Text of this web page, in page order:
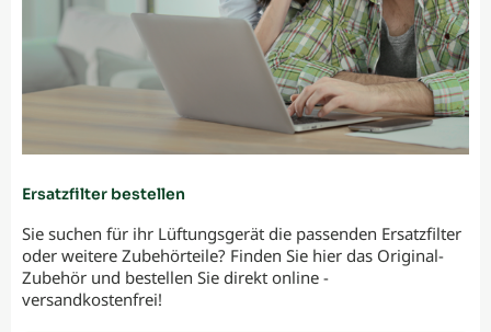
Ersatzfilter bestellen
Sie suchen für ihr Lüftungsgerät die passenden Ersatzfilter
oder weitere Zubehörteile? Finden Sie hier das Original-
Zubehör und bestellen Sie direkt online -
versandkostenfrei!